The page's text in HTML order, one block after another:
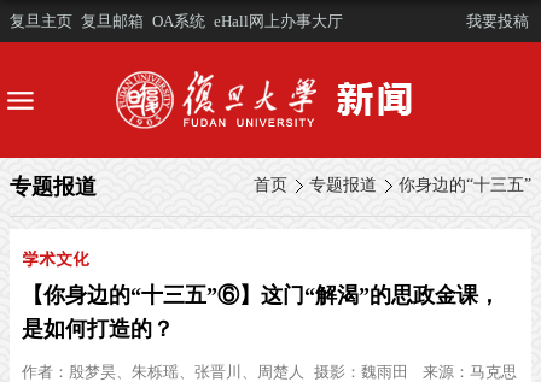
复旦主页 复旦邮箱 OA系统 eHall网上办事大厅 我要投稿
首页 专题报道 你身边的“十三五”
专题报道
学术文化
【你身边的“十三五”⑥】这门“解渴”的思政金课，
是如何打造的？
作者： 殷梦昊、朱栎瑶、张晋川、周楚人 摄影： 魏雨田 来源： 马克思